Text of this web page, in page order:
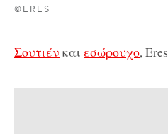
©ERES
Σουτιέν και εσώρουχο, Eres